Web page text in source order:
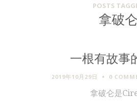
POSTS
拿破仑
一根有故事
2019年10月29日 0
拿破仑是